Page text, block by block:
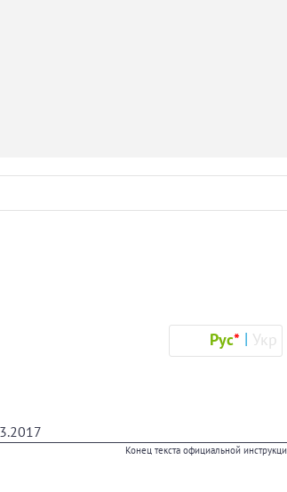
Рус* Укр
Конец текста официальной